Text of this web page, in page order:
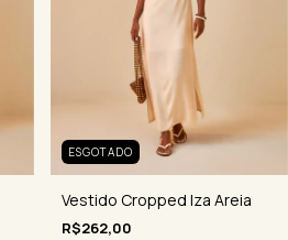
ESGOTADO
Vestido Cropped Iza Areia
R$262,00